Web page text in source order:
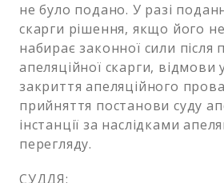
не було подано. У разі
скарги рішення, якщо його
набирає законної сили після
апеляційної скарги, відмови
закриття апеляційного
прийняття постанови суду
інстанції за наслідками
перегляду.
СУДДЯ: